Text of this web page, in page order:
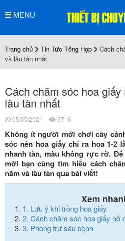
MENU
Trang chủ Tin Tức Tổng Hợp
Cách
và lâu tàn nhất
Cách chăm sóc hoa
lâu tàn nhất
05/05/2021 3716
Không ít người mới chơi cây
sóc nên hoa giấy chỉ ra hoa 1-2
nhanh tàn, màu không rực rỡ.
mời bạn cùng tìm hiểu cách
năm và lâu tàn qua bài viết!
Xem
1. Lưu ý khi trồng hoa giấy
2. Cách chăm sóc hoa giấy nở
3. Phòng trừ sâu bệnh